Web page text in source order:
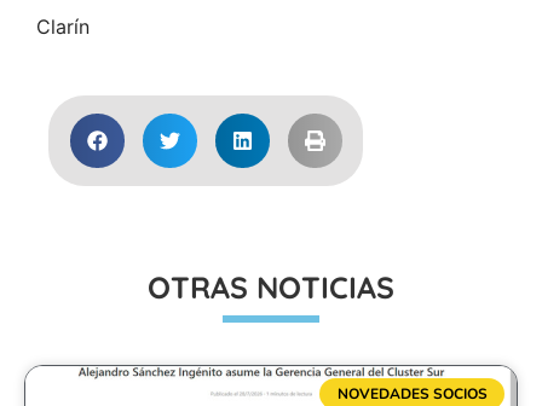
Clarín
OTRAS NOTICIAS
NOVEDADES SOCIOS